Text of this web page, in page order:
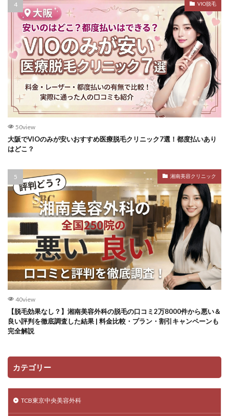
VIO脱毛
50view
大阪でVIOのみが安いおすすめ医療脱毛クリニック7選！都度払いあり
はどこ？
湘南美容クリニック
40view
【脱毛効果なし？】湘南美容外科の脱毛の口コミ2万8000件から悪い＆
良い評判を徹底調査した結果 | 料金比較・プラン・割引キャンペーンも
完全解説
カテゴリー
TCB東京中央美容外科